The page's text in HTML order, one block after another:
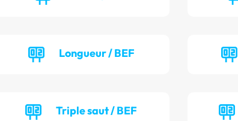
Longueur / BEF
Triple saut / BEF